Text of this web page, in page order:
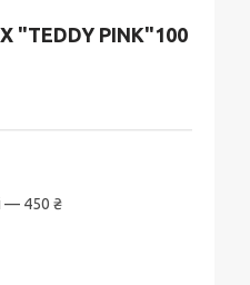
PINK"100
— 450 ₴